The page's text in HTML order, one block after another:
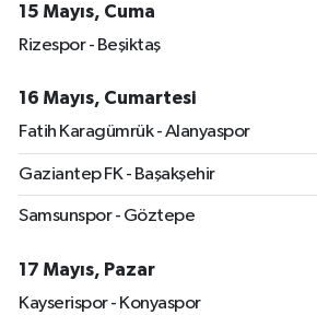
15 Mayıs, Cuma
Rizespor - Beşiktaş
16 Mayıs, Cumartesi
Fatih Karagümrük - Alanyaspor
Gaziantep FK - Başakşehir
Samsunspor - Göztepe
17 Mayıs, Pazar
Kayserispor - Konyaspor